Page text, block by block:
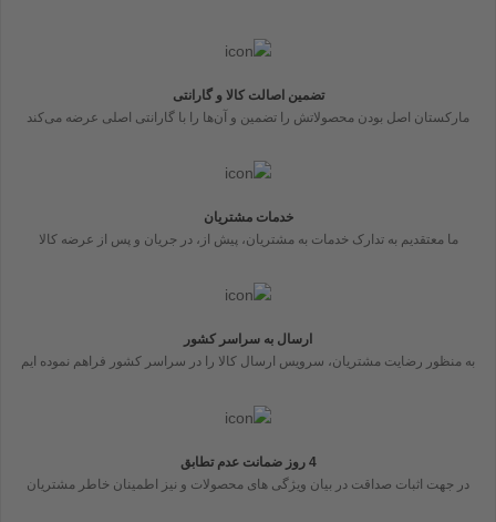
تضمین اصالت کالا و گارانتی
مارکستان اصل بودن محصولاتش را تضمین و آن‌ها را با گارانتی اصلی عرضه می‌کند
خدمات مشتریان
ما معتقدیم به تدارک خدمات به مشتریان، پیش از، در جریان و پس از عرضه کالا
ارسال به سراسر کشور
به منظور رضایت مشتریان، سرویس ارسال کالا را در سراسر کشور فراهم نموده ایم
4 روز ضمانت عدم تطابق
در جهت اثبات صداقت در بیان ویژگی های محصولات و نیز اطمینان خاطر مشتریان